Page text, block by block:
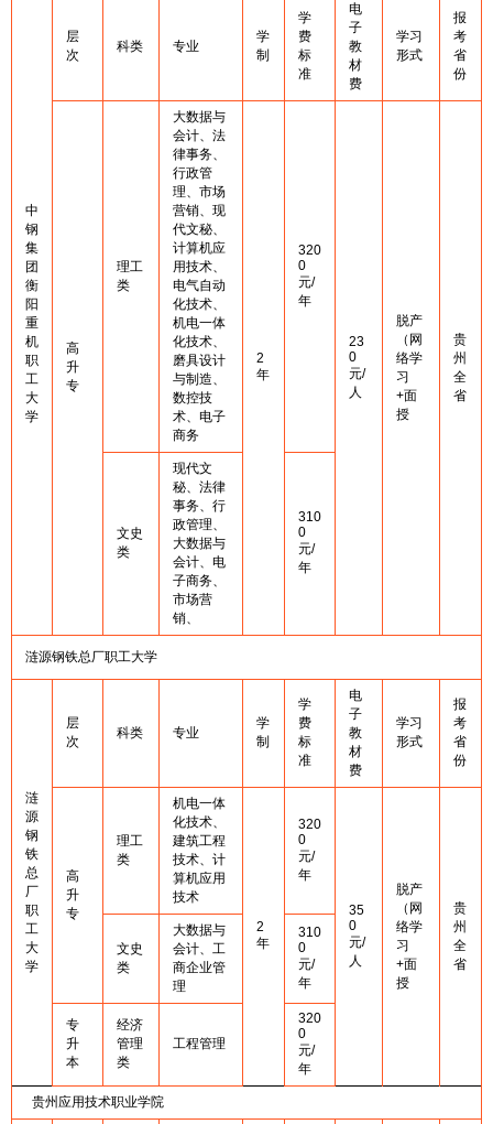
中
钢
集
团
衡
阳
重
机
职
工
大
学
层
次
科类 专业
学
制
学
费
标
准
电
子
教
材
费
学习
形式
报
考
省
份
高
升
专
理工
类
大数据与
会计、法
律事务、
行政管
理、市场
营销、现
代文秘、
计算机应
用技术、
电气自动
化技术、
机电一体
化技术、
磨具设计
与制造、
数控技
术、电子
商务
2
年
320
0
元/
年
23
0
元/
人
脱产
（网
络学
习
+面
授
贵
州
全
省
文史
类
现代文
秘、法律
事务、行
政管理、
大数据与
会计、电
子商务、
市场营
销、
310
0
元/
年
涟源钢铁总厂职工大学
涟
源
钢
铁
总
厂
职
工
大
学
层
次
科类 专业
学
制
学
费
标
准
电
子
教
材
费
学习
形式
报
考
省
份
高
升
专
理工
类
机电一体
化技术、
建筑工程
技术、计
算机应用
技术
2
年
320
0
元/
年
35
0
元/
人
脱产
（网
络学
习
+面
授
贵
州
全
省
文史
类
大数据与
会计、工
商企业管
理
310
0
元/
年
专
升
本
经济
管理
类
工程管理
320
0
元/
年
贵州应用技术职业学院